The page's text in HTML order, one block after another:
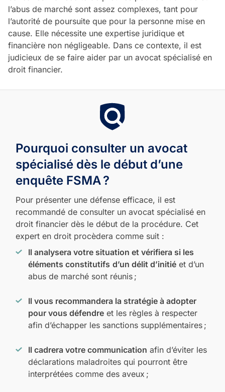
l’abus de marché sont assez complexes, tant pour
l’autorité de poursuite que pour la personne mise en
cause. Elle nécessite une expertise juridique et
financière non négligeable. Dans ce contexte, il est
judicieux de se faire aider par un avocat spécialisé en
droit financier.
Pourquoi consulter un avocat
spécialisé dès le début d’une
enquête FSMA?
Pour présenter une défense efficace, il est
recommandé de consulter un avocat spécialisé en
droit financier dès le début de la procédure. Cet
expert en droit procèdera comme suit :
Il analysera votre situation et vérifiera si les
éléments constitutifs d’un délit d’initié et d’un
abus de marché sont réunis ;
Il vous recommandera la stratégie à adopter
pour vous défendre et les règles à respecter
afin d’échapper les sanctions supplémentaires ;
Il cadrera votre communication afin d’éviter les
déclarations maladroites qui pourront être
interprétées comme des aveux ;